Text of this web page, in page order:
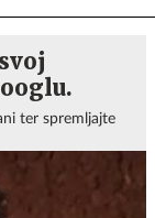
ter spremljajte